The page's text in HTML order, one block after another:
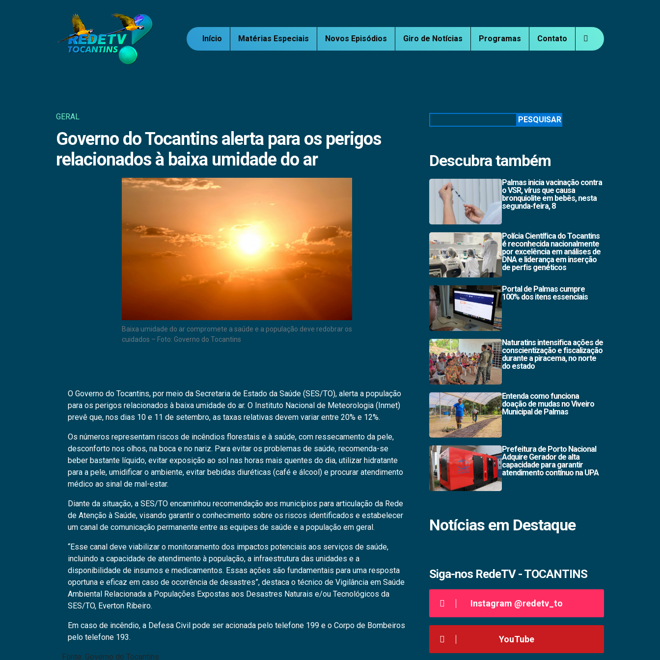
Início Matérias Especiais Novos Episódios Giro de Notícias Programas Contato
GERAL
Governo do Tocantins alerta para os perigos
relacionados à baixa umidade do ar
Baixa umidade do ar compromete a saúde e a população deve redobrar os
cuidados – Foto: Governo do Tocantins
O Governo do Tocantins, por meio da Secretaria de Estado da Saúde (SES/TO), alerta a população
para os perigos relacionados à baixa umidade do ar. O Instituto Nacional de Meteorologia (Inmet)
prevê que, nos dias 10 e 11 de setembro, as taxas relativas devem variar entre 20% e 12%.
Os números representam riscos de incêndios florestais e à saúde, com ressecamento da pele,
desconforto nos olhos, na boca e no nariz. Para evitar os problemas de saúde, recomenda-se
beber bastante líquido, evitar exposição ao sol nas horas mais quentes do dia, utilizar hidratante
para a pele, umidificar o ambiente, evitar bebidas diuréticas (café e álcool) e procurar atendimento
médico ao sinal de mal-estar.
Diante da situação, a SES/TO encaminhou recomendação aos municípios para articulação da Rede
de Atenção à Saúde, visando garantir o conhecimento sobre os riscos identificados e estabelecer
um canal de comunicação permanente entre as equipes de saúde e a população em geral.
“Esse canal deve viabilizar o monitoramento dos impactos potenciais aos serviços de saúde,
incluindo a capacidade de atendimento à população, a infraestrutura das unidades e a
disponibilidade de insumos e medicamentos. Essas ações são fundamentais para uma resposta
oportuna e eficaz em caso de ocorrência de desastres”, destaca o técnico de Vigilância em Saúde
Ambiental Relacionada a Populações Expostas aos Desastres Naturais e/ou Tecnológicos da
SES/TO, Everton Ribeiro.
Em caso de incêndio, a Defesa Civil pode ser acionada pelo telefone 199 e o Corpo de Bombeiros
pelo telefone 193.
Fonte: Governo do Tocantins
PESQUISAR
Descubra também
Palmas inicia vacinação contra
o VSR, vírus que causa
bronquiolite em bebês, nesta
segunda-feira, 8
Polícia Científica do Tocantins
é reconhecida nacionalmente
por excelência em análises de
DNA e liderança em inserção
de perfis genéticos
Portal de Palmas cumpre
100% dos itens essenciais
Naturatins intensifica ações de
conscientização e fiscalização
durante a piracema, no norte
do estado
Entenda como funciona
doação de mudas no Viveiro
Municipal de Palmas
Prefeitura de Porto Nacional
Adquire Gerador de alta
capacidade para garantir
atendimento contínuo na UPA
Notícias em Destaque
Siga-nos RedeTV - TOCANTINS
Instagram @redetv_to
YouTube